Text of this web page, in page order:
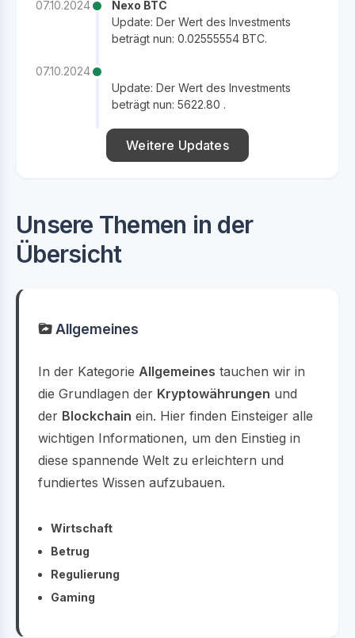
07.10.2024
Nexo BTC
Update: Der Wert des Investments
beträgt nun: 0.02555554 BTC.
07.10.2024
Update: Der Wert des Investments
beträgt nun: 5622.80 .
Weitere Updates
Unsere Themen in der
Übersicht
Allgemeines
In der Kategorie Allgemeines tauchen wir in
die Grundlagen der Kryptowährungen und
der Blockchain ein. Hier finden Einsteiger alle
wichtigen Informationen, um den Einstieg in
diese spannende Welt zu erleichtern und
fundiertes Wissen aufzubauen.
Wirtschaft
Betrug
Regulierung
Gaming